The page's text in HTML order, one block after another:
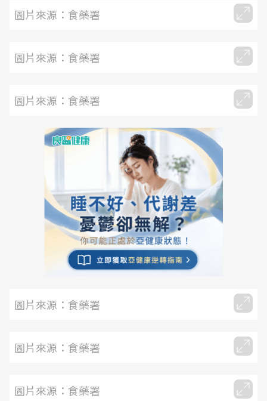
圖片來源：食藥署
圖片來源：食藥署
圖片來源：食藥署
圖片來源：食藥署
圖片來源：食藥署
圖片來源：食藥署